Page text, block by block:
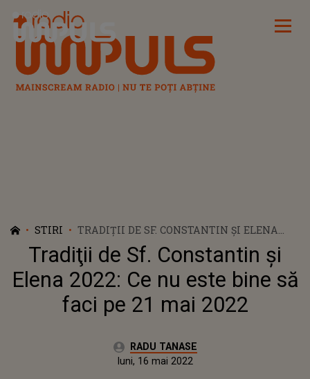
Radio Impuls
STIRI
TRADIŢII DE SF. CONSTANTIN ŞI ELENA
2022: CE NU ESTE BINE SĂ FACI PE 21 MAI
2022
Tradiţii de Sf. Constantin şi
Elena 2022: Ce nu este bine să
faci pe 21 mai 2022
Autor:RADU TANASE
Actualizat:
luni, 16 mai 2022